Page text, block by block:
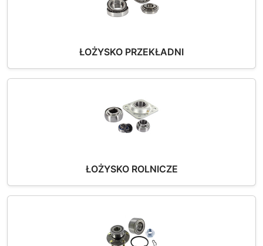
ŁOŻYSKO PRZEKŁADNI
ŁOŻYSKO ROLNICZE